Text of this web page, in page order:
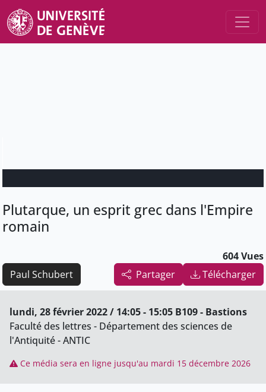
Plutarque, un esprit grec dans l'Empire
romain
604 Vues
Partager
Télécharger
Paul Schubert
lundi, 28 février 2022 / 14:05 - 15:05 B109 - Bastions
Faculté des lettres - Département des sciences de
l'Antiquité - ANTIC
Ce média sera en ligne jusqu'au mardi 15 décembre 2026